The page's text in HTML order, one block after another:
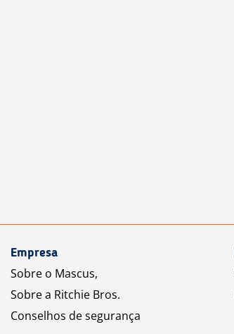
Empresa
Sobre o Mascus,
Sobre a Ritchie Bros.
Conselhos de segurança